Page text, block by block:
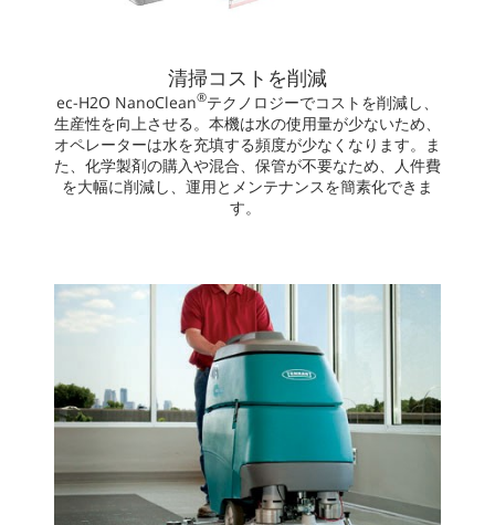
清掃コストを削減
ec-H2O NanoClean®テクノロジーでコストを削減し、
生産性を向上させる。本機は水の使用量が少ないため、
オペレーターは水を充填する頻度が少なくなります。ま
た、化学製剤の購入や混合、保管が不要なため、人件費
を大幅に削減し、運用とメンテナンスを簡素化できま
す。